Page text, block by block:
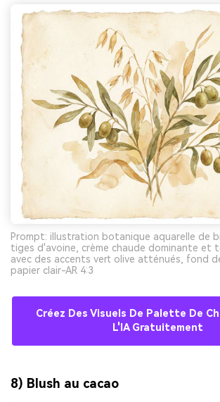
Prompt: illustration botanique aquarelle de
tiges d'avoine, crème chaude dominante et
avec des accents vert olive atténués, fond
papier clair-AR 4:3
Créez Des Visuels De Palette De
L'IA Gratuitement
8) Blush au cacao